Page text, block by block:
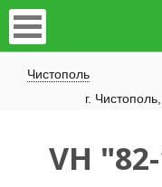
Чистополь
​г.
VH